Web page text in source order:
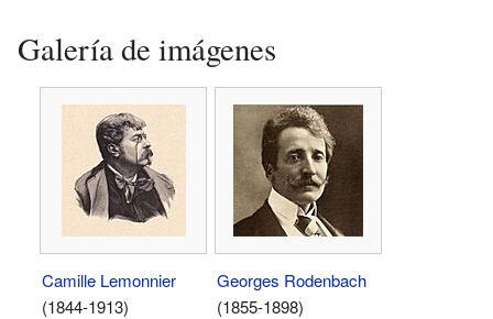
Galería de imágenes
Camille Lemonnier
(1844-1913)
Georges Rodenbach
(1855-1898)